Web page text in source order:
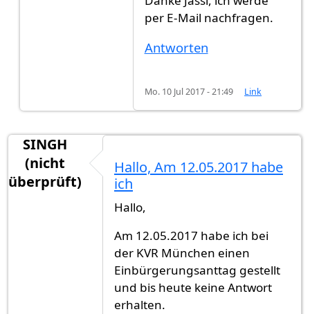
per E-Mail nachfragen.
Antworten
Mo. 10 Jul 2017 - 21:49 Link
SINGH
(nicht
überprüft)
Hallo, Am 12.05.2017 habe
ich
Hallo,
Am 12.05.2017 habe ich bei
der KVR München einen
Einbürgerungsanttag gestellt
und bis heute keine Antwort
erhalten.